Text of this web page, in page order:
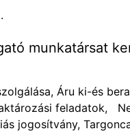
munkatársat
Áru ki-és
feladatok,
jogosítvány,